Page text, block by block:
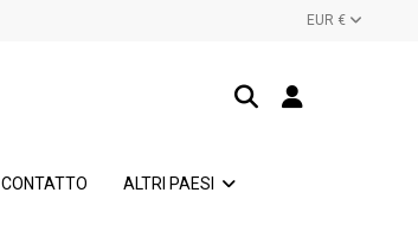
EUR €
CONTATTO ALTRI PAESI